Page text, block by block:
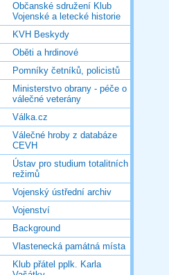
Občanské sdružení Klub
Vojenské a letecké historie
KVH Beskydy
Oběti a hrdinové
Pomníky četníků, policistů
Ministerstvo obrany - péče o
válečné veterány
Válka.cz
Válečné hroby z databáze
CEVH
Ústav pro studium totalitních
režimů
Vojenský ústřední archiv
Vojenství
Background
Vlastenecká památná místa
Klub přátel pplk. Karla